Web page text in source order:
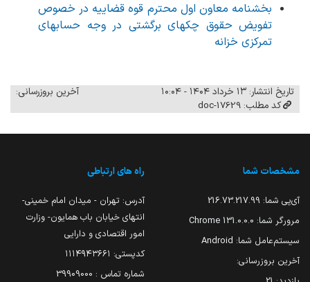
بخشنامه معاون اول محترم قوه قضاییه در خصوص
تفویض حقوق چکهای برگشتی در وجه حسابهای
تمرکزی خزانه
تاریخ انتشار: ۱۳ خرداد ۱۴۰۴ - ۱۰:۰۴
آخرین بروزرسانی:
کد مطلب: 17629-doc
مشخصات شما
آی‌پی شما: 216.73.217.99
مرورگر شما: 131.0.0.0 Chrome
سیستم‌عامل شما: Android
آخرین بروزرسانی:
راه های ارتباطی
آدرس: تهران - میدان امام خمینی-
انتهای خیابان باب همایون- وزارت
امور اقتصادی و دارایی
کدپستی: ۱۱۱۴۹۴۳۶۶۱
شماره تماس : 39909000